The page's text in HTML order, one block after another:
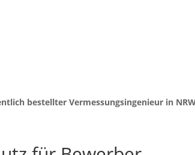
bestellter Vermessungsingenieur in